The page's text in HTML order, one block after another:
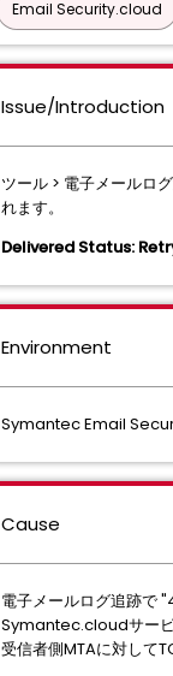
Email Security.cloud
Issue/Introduction
ツール > 電子メール
れます。
Delivered Status:
Environment
Symantec Email
Cause
電子メールログ追跡で
Symantec.cloudサービ
受信者側MTAに対して